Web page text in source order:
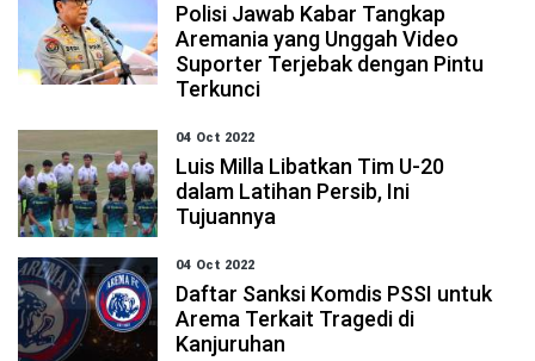
Polisi Jawab Kabar Tangkap
Aremania yang Unggah Video
Suporter Terjebak dengan Pintu
Terkunci
04 Oct 2022
Luis Milla Libatkan Tim U-20
dalam Latihan Persib, Ini
Tujuannya
04 Oct 2022
Daftar Sanksi Komdis PSSI untuk
Arema Terkait Tragedi di
Kanjuruhan